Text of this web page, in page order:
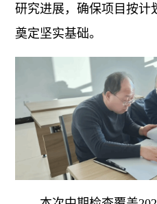
研究进展，确保项目按计
奠定坚实基础。